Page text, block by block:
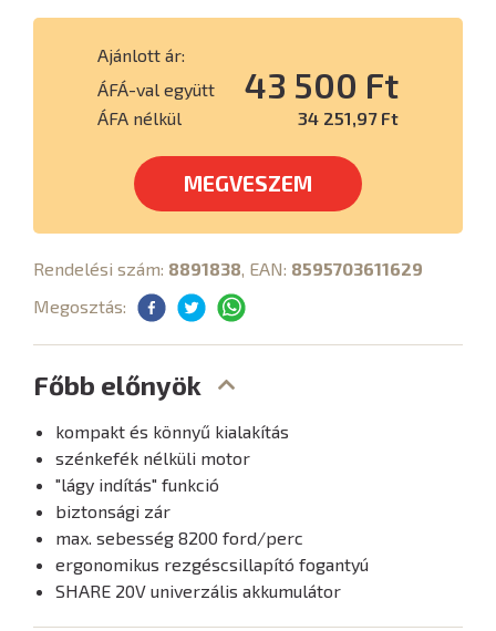
Ajánlott ár:
ÁFÁ-val együtt
43 500 Ft
ÁFA nélkül 34 251,97 Ft
MEGVESZEM
Rendelési szám: 8891838, EAN: 8595703611629
Megosztás:
Főbb előnyök
kompakt és könnyű kialakítás
szénkefék nélküli motor
"lágy indítás" funkció
biztonsági zár
max. sebesség 8200 ford/perc
ergonomikus rezgéscsillapító fogantyú
SHARE 20V univerzális akkumulátor